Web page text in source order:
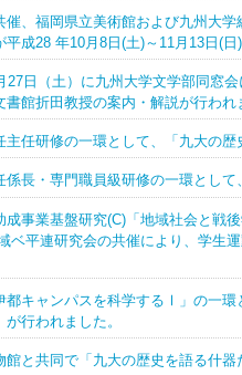
催、福岡県立美術館および九州大
平成28 年10月8日(土)～11月13日(日
27日（土）に九州大学文学部同窓
書館折田教授の案内・解説が行われ
主任研修の一環として、「九大の歴
係長・専門職員級研修の一環とし
成事業基盤研究(C)「地域社会と
ベ平連研究会の共催により、学生
都キャンパスを科学するⅠ」の一
行われました。
館と共同で「九大の歴史を語る什